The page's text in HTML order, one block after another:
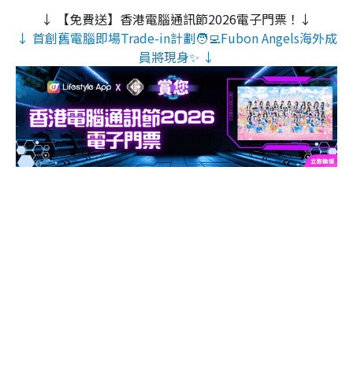
↓ 【免費送】香港電腦通訊節2026電子門票！↓
↓ 首創舊電腦即場Trade-in計劃🧑‍💻Fubon Angels海外成
員將現身✨ ↓